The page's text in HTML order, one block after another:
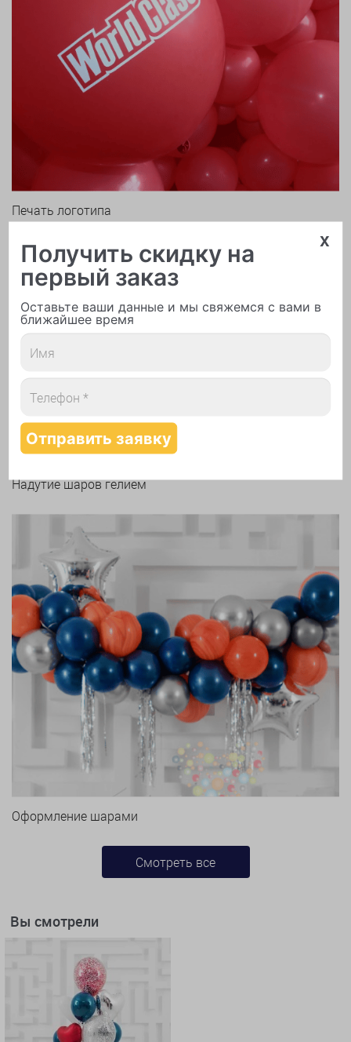
Печать логотипа
Арки и гирлянды из шаров
Надутие шаров гелием
Оформление шарами
Смотреть все
Вы смотрели
x
Получить скидку на
первый заказ
Оставьте ваши данные и мы свяжемся с вами в
ближайшее время